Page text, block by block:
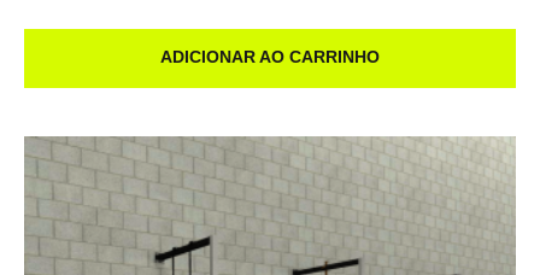
ADICIONAR AO CARRINHO